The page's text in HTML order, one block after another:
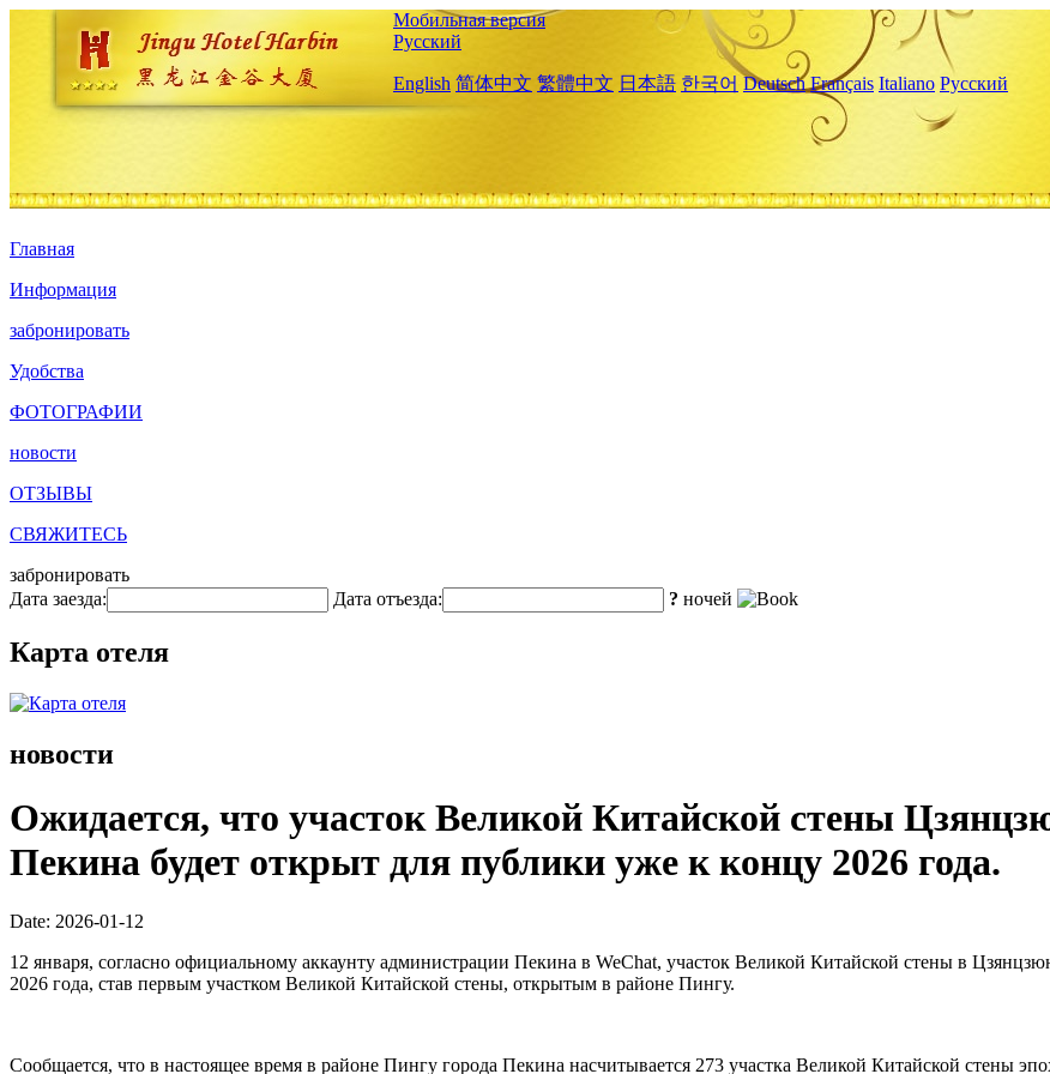
Мобильная версия
Русский
English 简体中文 繁體中文 日本語 한국어 Deutsch Français Italiano Русский
Главная
Информация
забронировать
Удобства
ФОТОГРАФИИ
новости
ОТЗЫВЫ
СВЯЖИТЕСЬ
забронировать
Дата заезда:
Дата отъезда: ? ночей
Карта отеля
новости
Ожидается, что участок Великой Китайской стены
Пекина будет открыт для публики уже к концу 2026 года.
Date: 2026-01-12
12 января, согласно официальному аккаунту администрации Пекина в WeChat, участок Великой Китайской стены в
2026 года, став первым участком Великой Китайской стены, открытым в районе Пингу.
Сообщается, что в настоящее время в районе Пингу города Пекина насчитывается 273 участка Великой Китайской стены